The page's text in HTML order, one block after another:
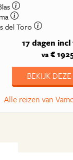
del Toro
17 dagen
va €
BEKIJK
Alle reizen van